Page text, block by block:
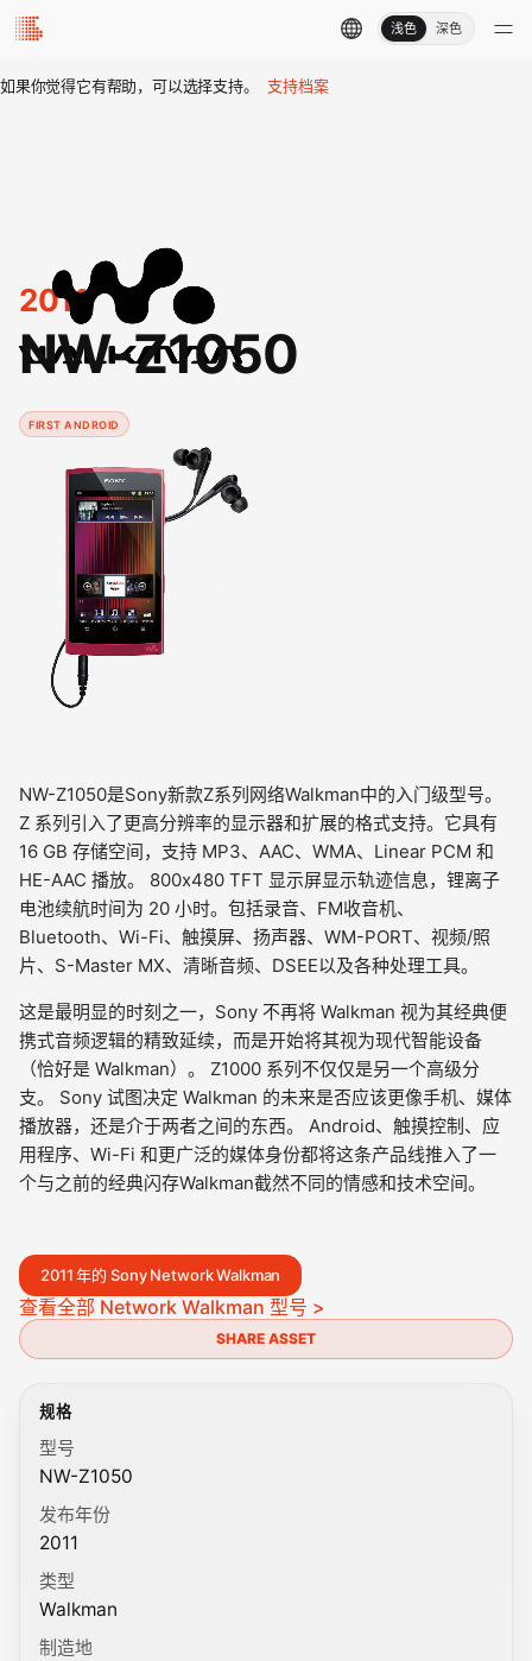
浅色 深色
如果你觉得它有帮助，可以选择支持。 支持档案
2011
NW-Z1050
FIRST ANDROID
NW-Z1050是Sony新款Z系列网络Walkman中的入门级型号。
Z 系列引入了更高分辨率的显示器和扩展的格式支持。它具有
16 GB 存储空间，支持 MP3、AAC、WMA、Linear PCM 和
HE-AAC 播放。 800x480 TFT 显示屏显示轨迹信息，锂离子
电池续航时间为 20 小时。包括录音、FM收音机、
Bluetooth、Wi-Fi、触摸屏、扬声器、WM-PORT、视频/照
片、S-Master MX、清晰音频、DSEE以及各种处理工具。
这是最明显的时刻之一，Sony 不再将 Walkman 视为其经典便
携式音频逻辑的精致延续，而是开始将其视为现代智能设备
（恰好是 Walkman）。 Z1000 系列不仅仅是另一个高级分
支。 Sony 试图决定 Walkman 的未来是否应该更像手机、媒体
播放器，还是介于两者之间的东西。 Android、触摸控制、应
用程序、Wi-Fi 和更广泛的媒体身份都将这条产品线推入了一
个与之前的经典闪存Walkman截然不同的情感和技术空间。
2011 年的 Sony Network Walkman
查看全部 Network Walkman 型号 >
SHARE ASSET
规格
型号
NW-Z1050
发布年份
2011
类型
Walkman
制造地